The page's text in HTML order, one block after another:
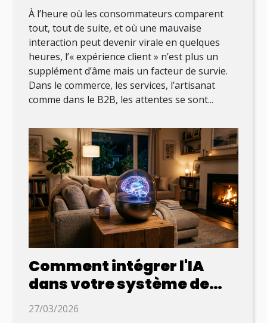
À l’heure où les consommateurs comparent
tout, tout de suite, et où une mauvaise
interaction peut devenir virale en quelques
heures, l’« expérience client » n’est plus un
supplément d’âme mais un facteur de survie.
Dans le commerce, les services, l’artisanat
comme dans le B2B, les attentes se sont...
Comment intégrer l'IA
dans votre système de
maison connectée ?
27/03/2026